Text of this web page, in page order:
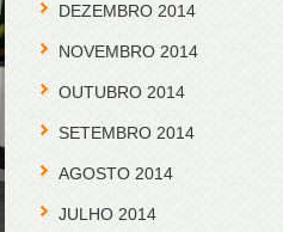
DEZEMBRO 2014
NOVEMBRO 2014
OUTUBRO 2014
SETEMBRO 2014
AGOSTO 2014
JULHO 2014